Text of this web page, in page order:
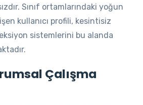
Sınıf ortamlarındaki yoğun
kullanıcı profili, kesintisiz
sistemlerini bu alanda
Çalışma